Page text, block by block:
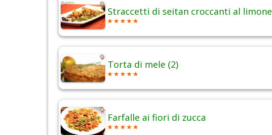
Straccetti di seitan croccanti al limone
Torta di mele (2)
Farfalle ai fiori di zucca